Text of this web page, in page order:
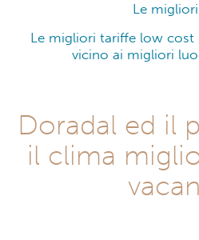
Le
Le migliori tariffe low cost
vicino ai migliori
Doradal ed il
il clima